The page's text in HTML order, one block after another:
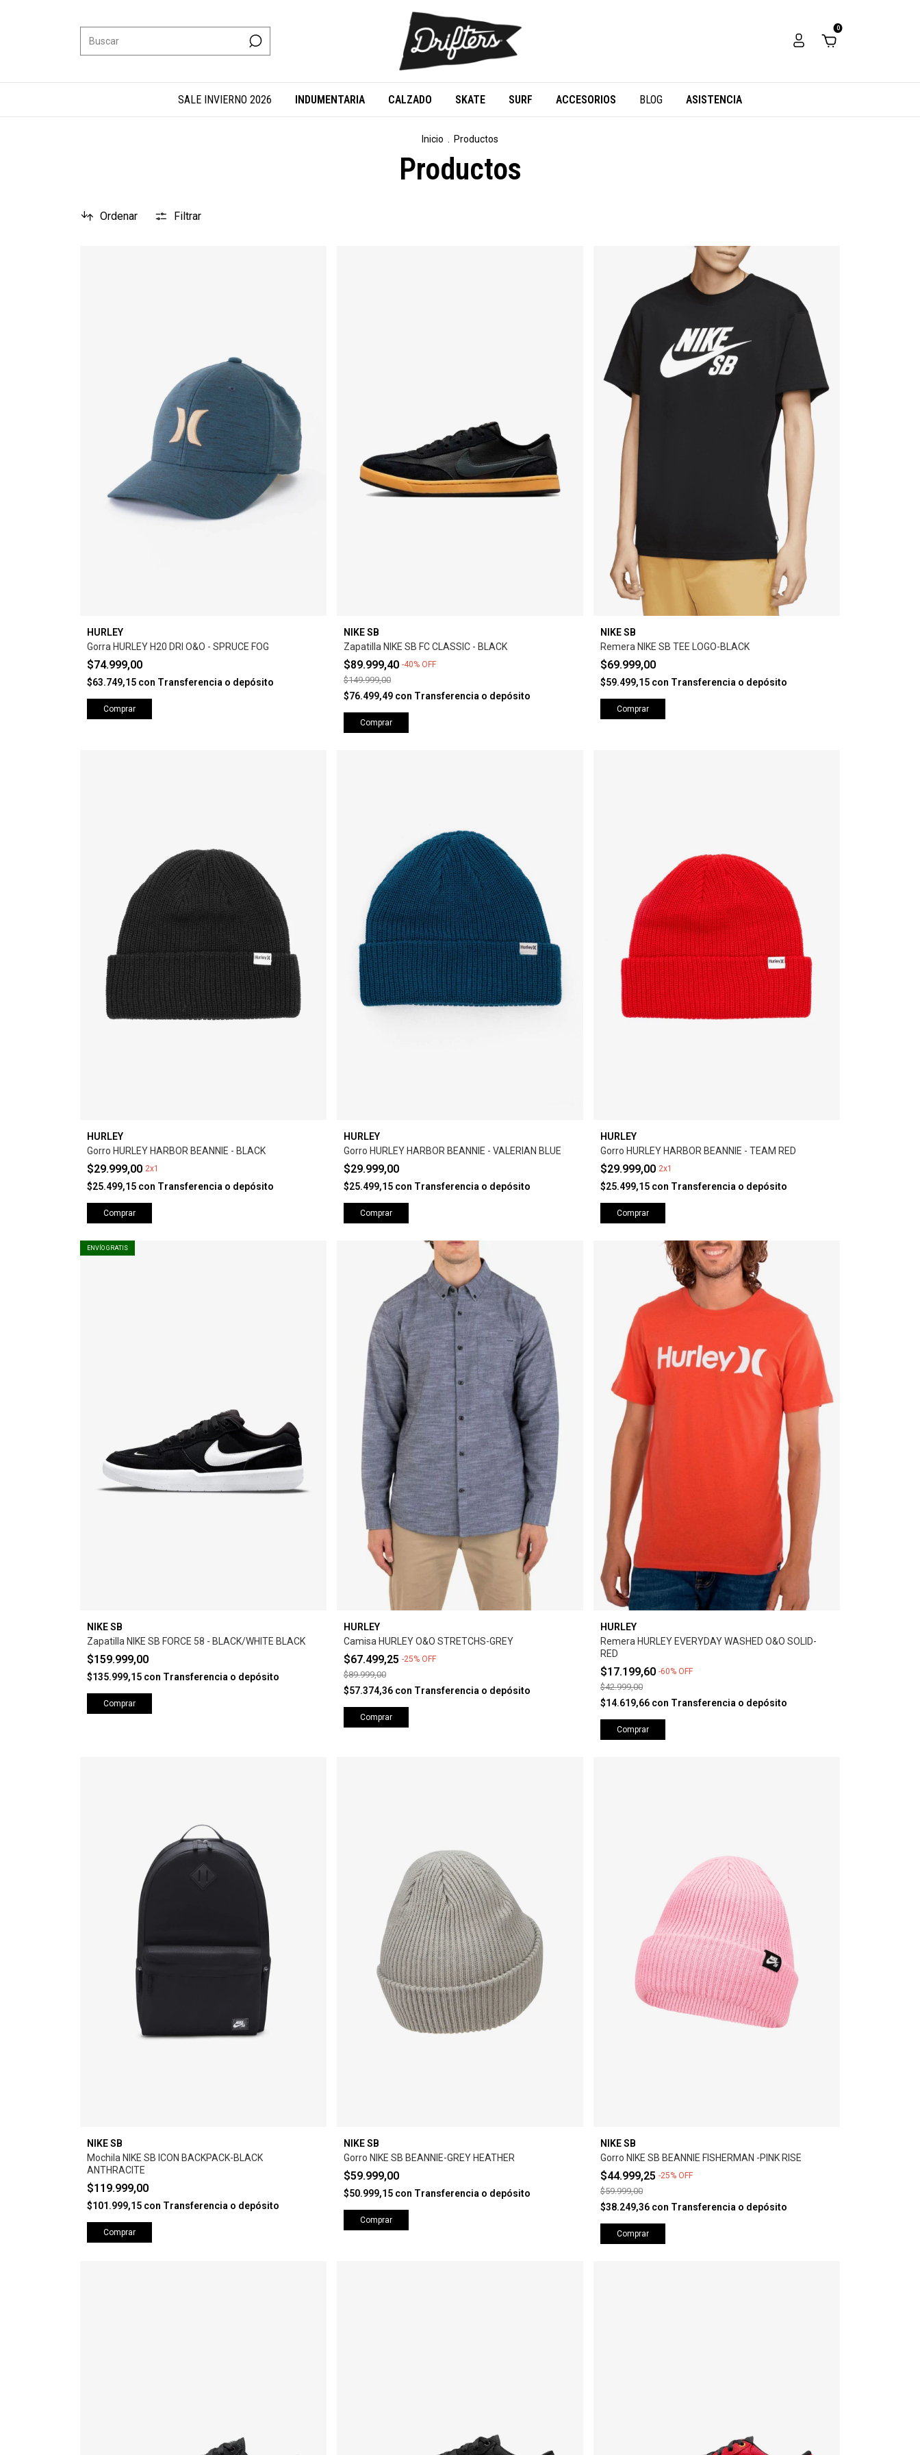
0
SALE INVIERNO 2026 INDUMENTARIA CALZADO SKATE SURF ACCESORIOS BLOG ASISTENCIA
Inicio Productos
Productos
Ordenar Filtrar
HURLEY
Gorra HURLEY H20 DRI O&O - SPRUCE FOG
$74.999,00
$63.749,15 con Transferencia o depósito
Comprar
NIKE SB
Zapatilla NIKE SB FC CLASSIC - BLACK
$89.999,40 -40% OFF
$149.999,00
$76.499,49 con Transferencia o depósito
Comprar
NIKE SB
Remera NIKE SB TEE LOGO-BLACK
$69.999,00
$59.499,15 con Transferencia o depósito
Comprar
HURLEY
Gorro HURLEY HARBOR BEANNIE - BLACK
$29.999,00 2x1
$25.499,15 con Transferencia o depósito
Comprar
HURLEY
Gorro HURLEY HARBOR BEANNIE - VALERIAN BLUE
$29.999,00
$25.499,15 con Transferencia o depósito
Comprar
HURLEY
Gorro HURLEY HARBOR BEANNIE - TEAM RED
$29.999,00 2x1
$25.499,15 con Transferencia o depósito
Comprar
ENVÍO GRATIS
NIKE SB
Zapatilla NIKE SB FORCE 58 - BLACK/WHITE BLACK
$159.999,00
$135.999,15 con Transferencia o depósito
Comprar
HURLEY
Camisa HURLEY O&O STRETCHS-GREY
$67.499,25 -25% OFF
$89.999,00
$57.374,36 con Transferencia o depósito
Comprar
HURLEY
Remera HURLEY EVERYDAY WASHED O&O SOLID-
RED
$17.199,60 -60% OFF
$42.999,00
$14.619,66 con Transferencia o depósito
Comprar
NIKE SB
Mochila NIKE SB ICON BACKPACK-BLACK
ANTHRACITE
$119.999,00
$101.999,15 con Transferencia o depósito
Comprar
NIKE SB
Gorro NIKE SB BEANNIE-GREY HEATHER
$59.999,00
$50.999,15 con Transferencia o depósito
Comprar
NIKE SB
Gorro NIKE SB BEANNIE FISHERMAN -PINK RISE
$44.999,25 -25% OFF
$59.999,00
$38.249,36 con Transferencia o depósito
Comprar